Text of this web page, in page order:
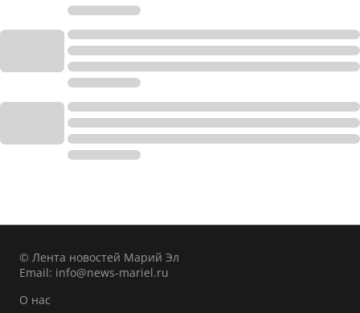
© Лента новостей Марий Эл
Email: info@news-mariel.ru
О нас